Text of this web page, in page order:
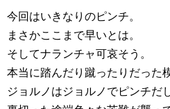
今回はいきなりのピンチ。
まさかここまで早いとは。
そしてナランチャ可哀そう。
本当に踏んだり蹴ったりだった
ジョルノはジョルノでピンチだし